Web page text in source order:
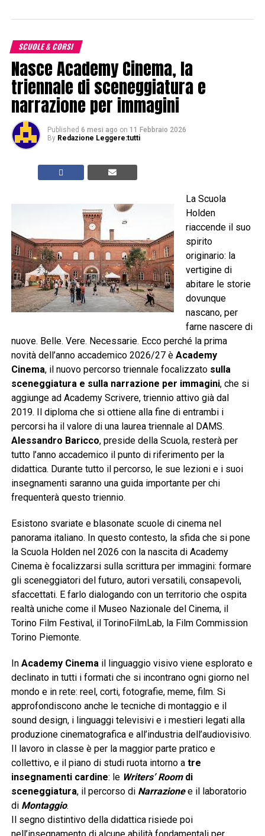
SCUOLE & CORSI
Nasce Academy Cinema, la
triennale di sceneggiatura e
narrazione per immagini
Published 6 mesi ago on 11 Febbraio 2026
By Redazione Leggere:tutti
La Scuola
Holden
riaccende il suo
spirito
originario: la
vertigine di
abitare le storie
dovunque
nascano, per
farne nascere di
nuove. Belle. Vere. Necessarie. Ecco perché la prima
novità dell’anno accademico 2026/27 è Academy
Cinema, il nuovo percorso triennale focalizzato sulla
sceneggiatura e sulla narrazione per immagini, che si
aggiunge ad Academy Scrivere, triennio attivo già dal
2019. Il diploma che si ottiene alla fine di entrambi i
percorsi ha il valore di una laurea triennale al DAMS.
Alessandro Baricco, preside della Scuola, resterà per
tutto l’anno accademico il punto di riferimento per la
didattica. Durante tutto il percorso, le sue lezioni e i suoi
insegnamenti saranno una guida importante per chi
frequenterà questo triennio.
Esistono svariate e blasonate scuole di cinema nel
panorama italiano. In questo contesto, la sfida che si pone
la Scuola Holden nel 2026 con la nascita di Academy
Cinema è focalizzarsi sulla scrittura per immagini: formare
gli sceneggiatori del futuro, autori versatili, consapevoli,
sfaccettati. E farlo dialogando con un territorio che ospita
realtà uniche come il Museo Nazionale del Cinema, il
Torino Film Festival, il TorinoFilmLab, la Film Commission
Torino Piemonte.
In Academy Cinema il linguaggio visivo viene esplorato e
declinato in tutti i formati che si incontrano ogni giorno nel
mondo e in rete: reel, corti, fotografie, meme, film. Si
approfondiscono anche le tecniche di montaggio e il
sound design, i linguaggi televisivi e i mestieri legati alla
produzione cinematografica e all’industria dell’audiovisivo.
Il lavoro in classe è per la maggior parte pratico e
collettivo, e il piano di studi ruota intorno a tre
insegnamenti cardine: le Writers’Roomdi
sceneggiatura, il percorso di Narrazionee il laboratorio
di Montaggio.
Il segno distintivo della didattica risiede poi